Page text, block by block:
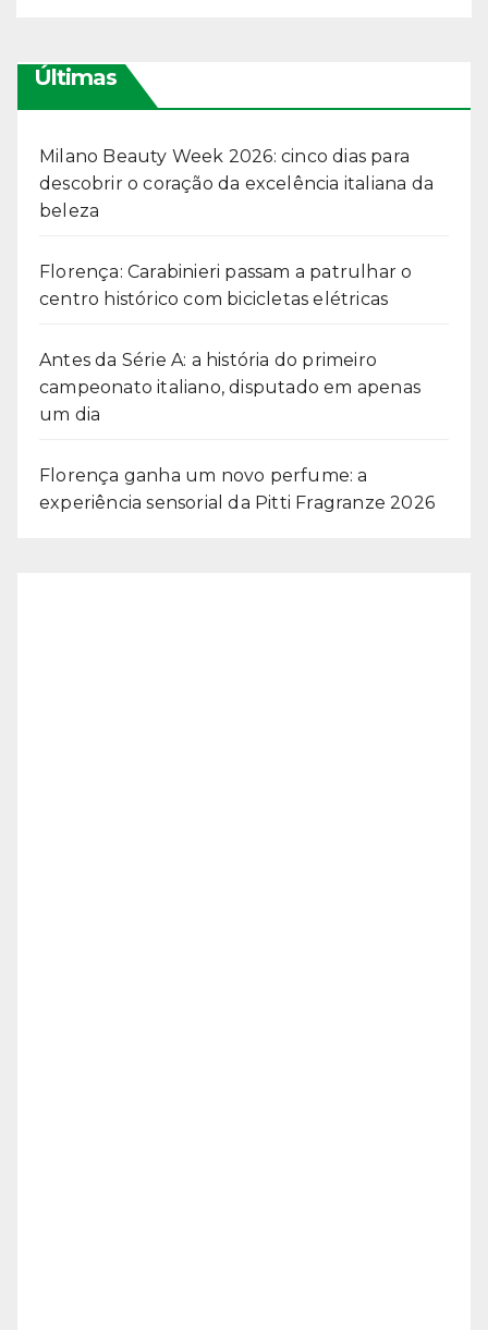
Últimas
Milano Beauty Week 2026: cinco dias para
descobrir o coração da excelência italiana da
beleza
Florença: Carabinieri passam a patrulhar o
centro histórico com bicicletas elétricas
Antes da Série A: a história do primeiro
campeonato italiano, disputado em apenas
um dia
Florença ganha um novo perfume: a
experiência sensorial da Pitti Fragranze 2026